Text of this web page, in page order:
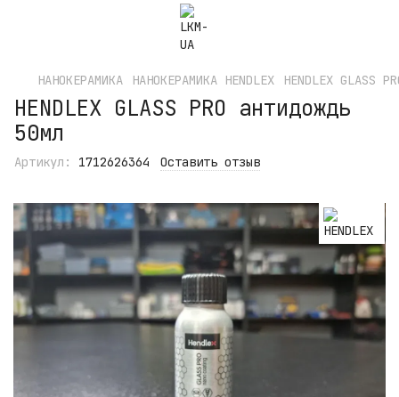
НАНОКЕРАМИКА НАНОКЕРАМИКА HENDLEX HENDLEX GLASS
HENDLEX GLASS PRO антидождь
50мл
Артикул: 1712626364 Оставить отзыв